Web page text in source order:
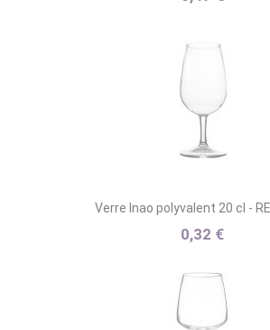
Verre Inao polyvalent 20 cl -
0,32 €